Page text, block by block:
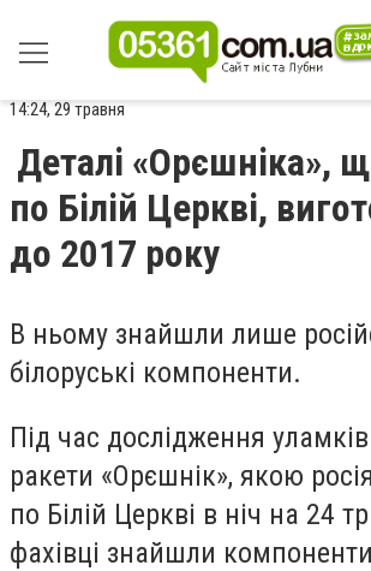
14:24, 29 травня
Деталі «Орєшніка»,
по Білій Церкві,
до 2017 року
В ньому знайшли лише
білоруські компоненти.
Під час дослідження уламків
ракети «Орєшнік», якою
по Білій Церкві в ніч на 24
фахівці знайшли